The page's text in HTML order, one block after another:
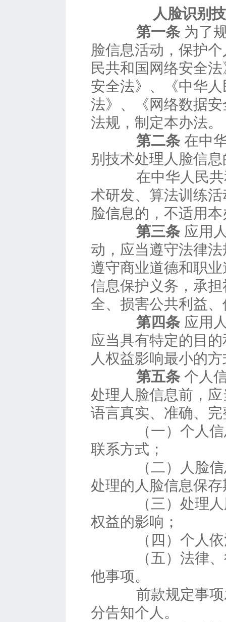
人脸识别
第一条 为了
脸信息活动，保护
民共和国网络安全
安全法》、《中华
法》、《网络数据
法规，制定本办法。
第二条 在中
别技术处理人脸信
在中华人民共
术研发、算法训练
脸信息的，不适用
第三条 应用
动，应当遵守法律
遵守商业道德和职
信息保护义务，承
全、损害公共利益
第四条 应用
应当具有特定的目
人权益影响最小的
第五条 个人
处理人脸信息前，
语言真实、准确、
（一）个人信
联系方式；
（二）人脸信
处理的人脸信息保
（三）处理人
权益的影响；
（四）个人依
（五）法律、
他事项。
前款规定事项
分告知个人。